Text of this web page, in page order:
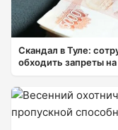
Скандал в Туле:
обходить запреты